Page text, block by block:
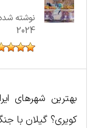
نوشته
2024
بهترین شهرهای
کویری؟ گیلان با